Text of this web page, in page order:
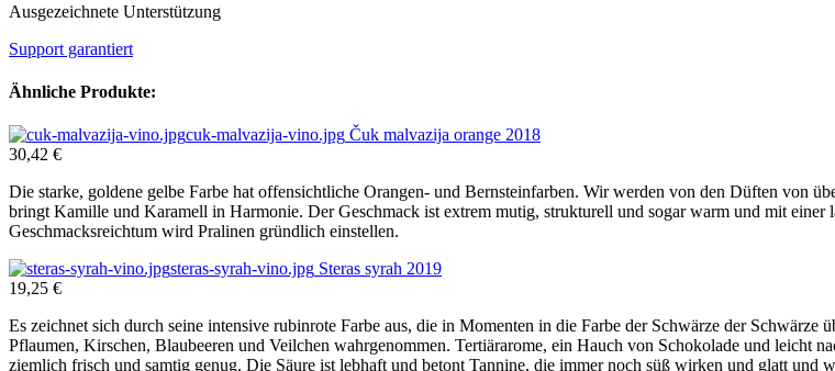
Ausgezeichnete Unterstützung
Support garantiert
Ähnliche Produkte:
cuk-malvazija-vino.jpg Čuk malvazija orange 2018
30,42 €
Die starke, goldene gelbe Farbe hat offensichtliche Orangen- und Bernsteinfarben. Wir werden von den Düften von
bringt Kamille und Karamell in Harmonie. Der Geschmack ist extrem mutig, strukturell und sogar warm und mit
Geschmacksreichtum wird Pralinen gründlich einstellen.
steras-syrah-vino.jpg Steras syrah 2019
19,25 €
Es zeichnet sich durch seine intensive rubinrote Farbe aus, die in Momenten in die Farbe der Schwärze der
Pflaumen, Kirschen, Blaubeeren und Veilchen wahrgenommen. Tertiärarome, ein Hauch von Schokolade und leicht
ziemlich frisch und samtig genug. Die Säure ist lebhaft und betont Tannine, die immer noch süß wirken und glatt